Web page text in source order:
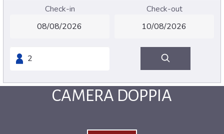
Check-in Check-out
CAMERA DOPPIA